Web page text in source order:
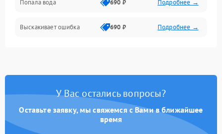
Разговор (микрофон, динамик)
Перегрев и нестабильная работа
Программные сбои
Попала вода 690 ₽ Подробнее →
Выскакивает ошибка 690 ₽ Подробнее →
У Вас остались вопросы?
Оставьте заявку, мы свяжемся с Вами в ближайшее
время